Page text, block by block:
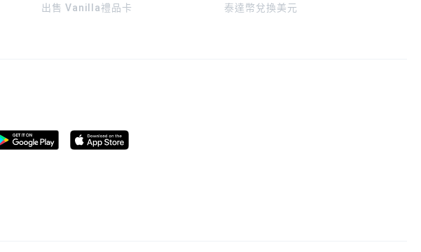
出售 Vanilla禮品卡
泰達幣兌換美元